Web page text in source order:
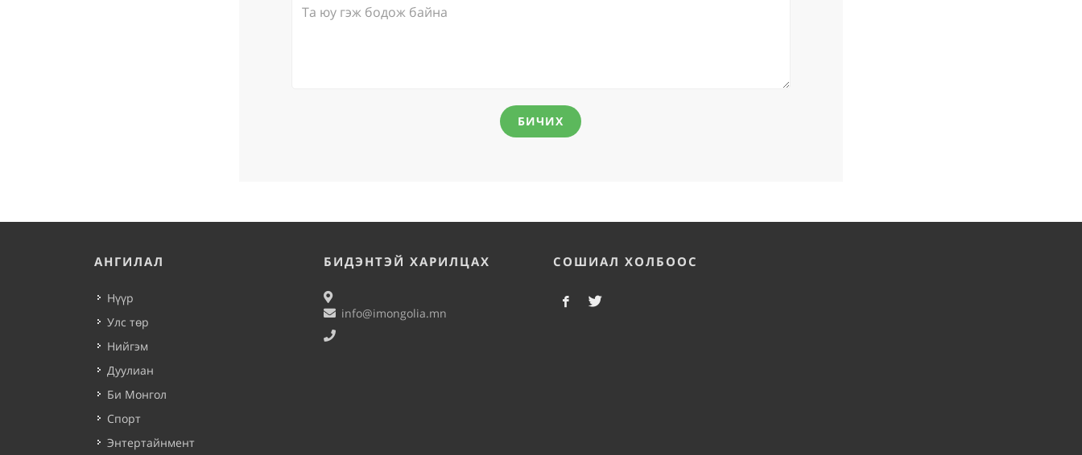
БИЧИХ
АНГИЛАЛ
Нүүр
Улс төр
Нийгэм
Дуулиан
Би Монгол
Спорт
Энтертайнмент
БИДЭНТЭЙ ХАРИЛЦАХ
info@imongolia.mn
СОШИАЛ ХОЛБООС